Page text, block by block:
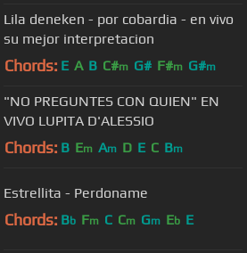
Lila deneken - por cobardia - en vivo
su mejor interpretacion
Chords: E A B C#m G# F#m G#m
"NO PREGUNTES CON QUIEN" EN
VIVO LUPITA D'ALESSIO
Chords: B Em Am D E C Bm
Estrellita - Perdoname
Chords: Bb Fm C Cm Gm Eb E